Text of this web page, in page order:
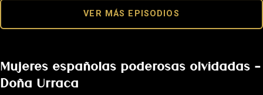
VER MÁS EPISODIOS
Mujeres españolas poderosas olvidadas –
Doña Urraca